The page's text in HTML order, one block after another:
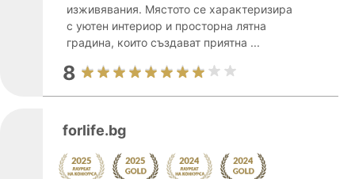
изживявания. Мястото се характеризира
с уютен интериор и просторна лятна
градина, които създават приятна ...
8
forlife.bg